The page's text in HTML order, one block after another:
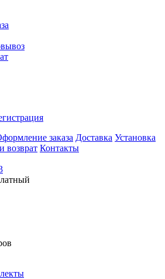
заказа Доставка Установка
возврат Контакты